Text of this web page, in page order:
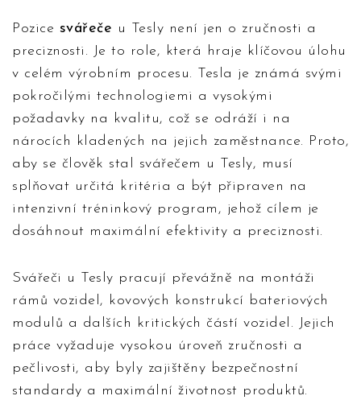
Pozice svářeče u Tesly není jen o zručnosti a
preciznosti. Je to role, která hraje klíčovou úlohu
v celém výrobním procesu. Tesla je známá svými
pokročilými technologiemi a vysokými
požadavky na kvalitu, což se odráží i na
nárocích kladených na jejich zaměstnance. Proto,
aby se člověk stal svářečem u Tesly, musí
splňovat určitá kritéria a být připraven na
intenzivní tréninkový program, jehož cílem je
dosáhnout maximální efektivity a preciznosti.
Svářeči u Tesly pracují převážně na montáži
rámů vozidel, kovových konstrukcí bateriových
modulů a dalších kritických částí vozidel. Jejich
práce vyžaduje vysokou úroveň zručnosti a
pečlivosti, aby byly zajištěny bezpečnostní
standardy a maximální životnost produktů.